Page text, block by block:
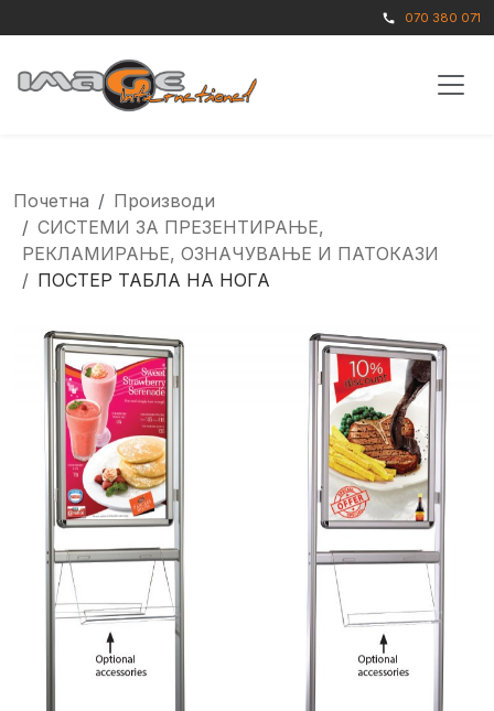
call 070 380 071
Почетна
Производи
СИСТЕМИ ЗА ПРЕЗЕНТИРАЊЕ,
РЕКЛАМИРАЊЕ, ОЗНАЧУВАЊЕ И ПАТОКАЗИ
ПОСТЕР ТАБЛА НА НОГА